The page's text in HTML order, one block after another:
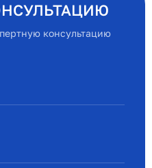
консультацию